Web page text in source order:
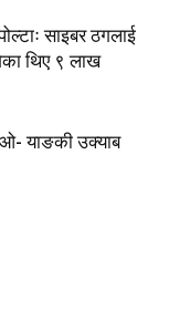
साइबर ठगलाई
थिए ९ लाख
याङकी उक्याब